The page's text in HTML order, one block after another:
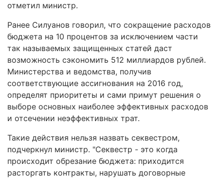
отметил министр.
Ранее Силуанов говорил, что сокращение расходов
бюджета на 10 процентов за исключением части
так называемых защищенных статей даст
возможность сэкономить 512 миллиардов рублей.
Министерства и ведомства, получив
соответствующие ассигнования на 2016 год,
определят приоритеты и сами примут решения о
выборе основных наиболее эффективных расходов
и отсечении неэффективных трат.
Такие действия нельзя назвать секвестром,
подчеркнул министр. "Секвестр - это когда
происходит обрезание бюджета: приходится
расторгать контракты, нарушать договорные